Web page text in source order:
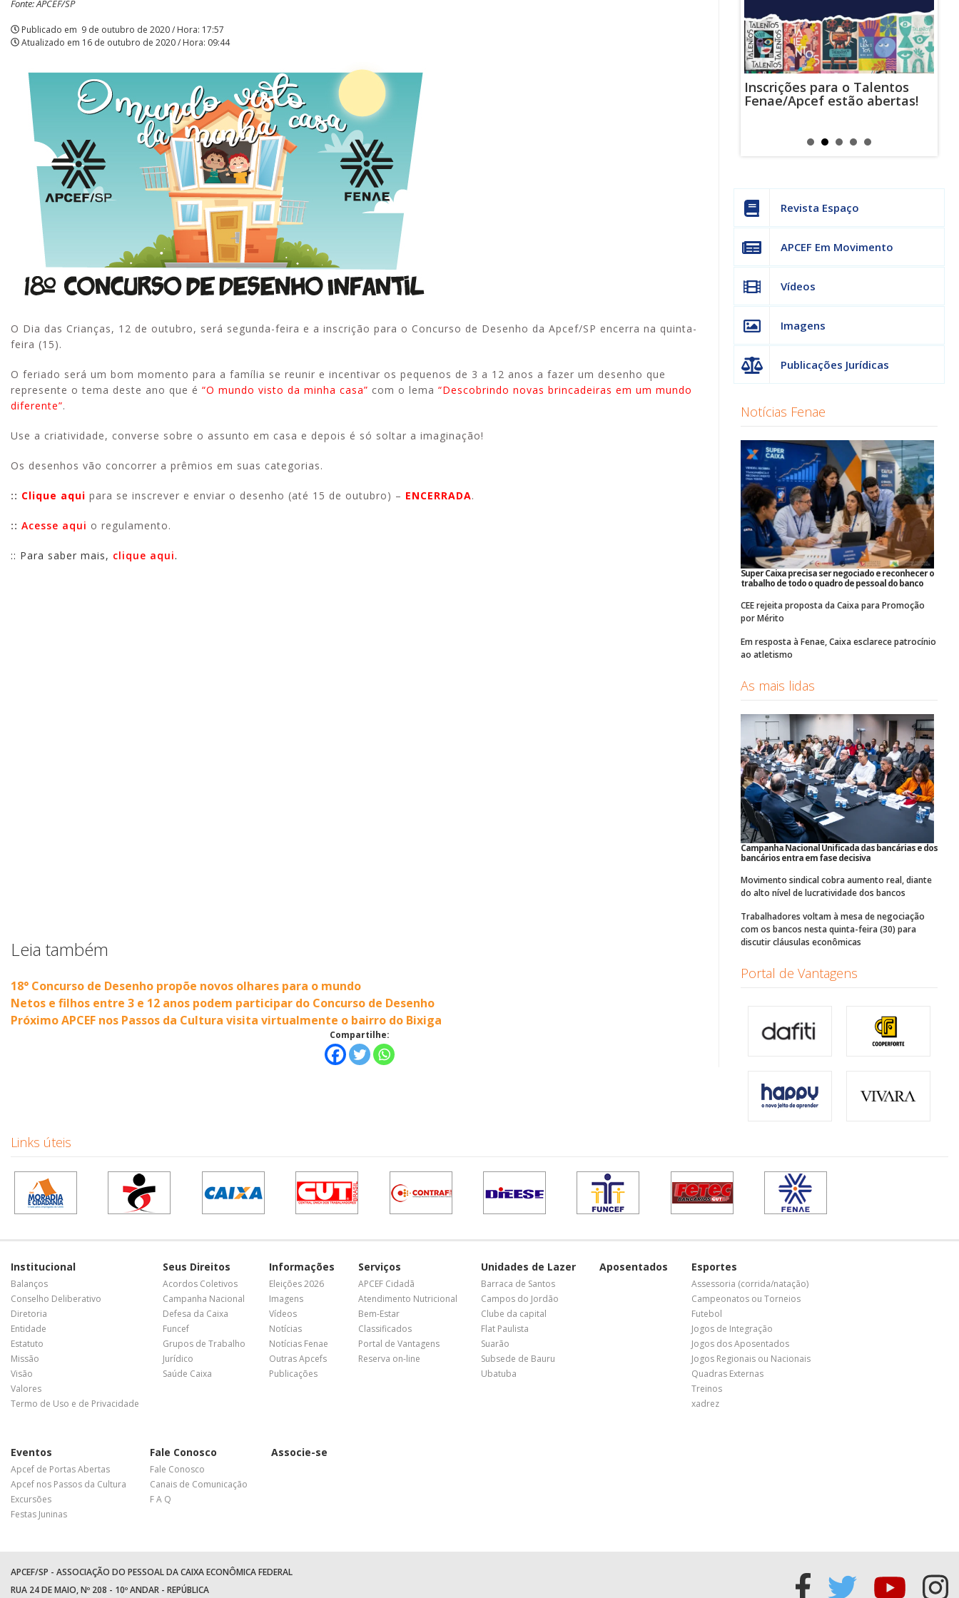
seus
filhos
APCEF/SP
Fonte: APCEF/SP
Publicado em 9 de outubro de 2020 / Hora: 17:57
Atualizado em 16 de outubro de 2020 / Hora: 09:44
O Dia das Crianças, 12 de outubro, será segunda-feira e a inscrição para o Concurso de Desenho da Apcef/SP encerra na quinta-
feira (15).
O feriado será um bom momento para a família se reunir e incentivar os pequenos de 3 a 12 anos a fazer um desenho que
represente o tema deste ano que é “O mundo visto da minha casa” com o lema “Descobrindo novas brincadeiras em um mundo
diferente”.
Use a criatividade, converse sobre o assunto em casa e depois é só soltar a imaginação!
Os desenhos vão concorrer a prêmios em suas categorias.
:: Clique aqui para se inscrever e enviar o desenho (até 15 de outubro) – ENCERRADA.
:: Acesse aqui o regulamento.
:: Para saber mais, clique aqui.
Leia também
18° Concurso de Desenho propõe novos olhares para o mundo
Netos e filhos entre 3 e 12 anos podem participar do Concurso de Desenho
Próximo APCEF nos Passos da Cultura visita virtualmente o bairro do Bixiga
Compartilhe:
Aproveite a parceria da Apcef
com o Sesi e invista em saúde
e momentos de lazer!
Inscrições para o Talentos
Fenae/Apcef estão abertas!
Revista Espaço
APCEF Em Movimento
Vídeos
Imagens
Publicações Jurídicas
Notícias Fenae
Super Caixa precisa ser negociado e reconhecer o
trabalho de todo o quadro de pessoal do banco
CEE rejeita proposta da Caixa para Promoção
por Mérito
Em resposta à Fenae, Caixa esclarece patrocínio
ao atletismo
As mais lidas
Campanha Nacional Unificada das bancárias e dos
bancários entra em fase decisiva
Movimento sindical cobra aumento real, diante
do alto nível de lucratividade dos bancos
Trabalhadores voltam à mesa de negociação
com os bancos nesta quinta-feira (30) para
discutir cláusulas econômicas
Portal de Vantagens
Links úteis
Institucional
Balanços
Conselho Deliberativo
Diretoria
Entidade
Estatuto
Missão
Visão
Valores
Termo de Uso e de Privacidade
Seus Direitos
Acordos Coletivos
Campanha Nacional
Defesa da Caixa
Funcef
Grupos de Trabalho
Jurídico
Saúde Caixa
Informações
Eleições 2026
Imagens
Vídeos
Notícias
Notícias Fenae
Outras Apcefs
Publicações
Serviços
APCEF Cidadã
Atendimento Nutricional
Bem-Estar
Classificados
Portal de Vantagens
Reserva on-line
Unidades de Lazer
Barraca de Santos
Campos do Jordão
Clube da capital
Flat Paulista
Suarão
Subsede de Bauru
Ubatuba
Aposentados Esportes
Assessoria (corrida/natação)
Campeonatos ou Torneios
Futebol
Jogos de Integração
Jogos dos Aposentados
Jogos Regionais ou Nacionais
Quadras Externas
Treinos
xadrez
Eventos
Apcef de Portas Abertas
Apcef nos Passos da Cultura
Excursões
Festas Juninas
Fale Conosco
Fale Conosco
Canais de Comunicação
F A Q
Associe-se
APCEF/SP - ASSOCIAÇÃO DO PESSOAL DA CAIXA ECONÔMICA FEDERAL
RUA 24 DE MAIO, Nº 208 - 10º ANDAR - REPÚBLICA
Acessar
Acessar